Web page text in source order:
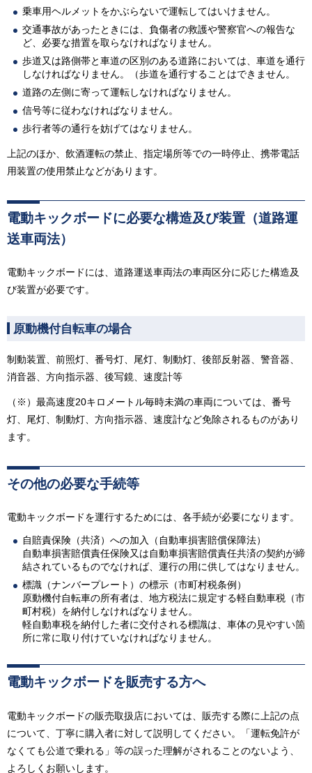
乗車用ヘルメットをかぶらないで運転してはいけません。
交通事故があったときには、負傷者の救護や警察官への報告な
ど、必要な措置を取らなければなりません。
歩道又は路側帯と車道の区別のある道路においては、車道を通行
しなければなりません。（歩道を通行することはできません。
道路の左側に寄って運転しなければなりません。
信号等に従わなければなりません。
歩行者等の通行を妨げてはなりません。
上記のほか、飲酒運転の禁止、指定場所等での一時停止、携帯電話
用装置の使用禁止などがあります。
電動キックボードに必要な構造及び装置（道路運
送車両法）
電動キックボードには、道路運送車両法の車両区分に応じた構造及
び装置が必要です。
原動機付自転車の場合
制動装置、前照灯、番号灯、尾灯、制動灯、後部反射器、警音器、
消音器、方向指示器、後写鏡、速度計等
（※）最高速度20キロメートル毎時未満の車両については、番号
灯、尾灯、制動灯、方向指示器、速度計など免除されるものがあり
ます。
その他の必要な手続等
電動キックボードを運行するためには、各手続が必要になります。
自賠責保険（共済）への加入（自動車損害賠償保障法）
自動車損害賠償責任保険又は自動車損害賠償責任共済の契約が締
結されているものでなければ、運行の用に供してはなりません。
標識（ナンバープレート）の標示（市町村税条例）
原動機付自転車の所有者は、地方税法に規定する軽自動車税（市
町村税）を納付しなければなりません。
軽自動車税を納付した者に交付される標識は、車体の見やすい箇
所に常に取り付けていなければなりません。
電動キックボードを販売する方へ
電動キックボードの販売取扱店においては、販売する際に上記の点
について、丁寧に購入者に対して説明してください。「運転免許が
なくても公道で乗れる」等の誤った理解がされることのないよう、
よろしくお願いします。